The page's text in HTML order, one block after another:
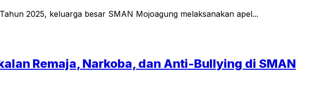
2025, keluarga besar SMAN Mojoagung melaksanakan apel...
Remaja, Narkoba, dan Anti-Bullying di SMAN